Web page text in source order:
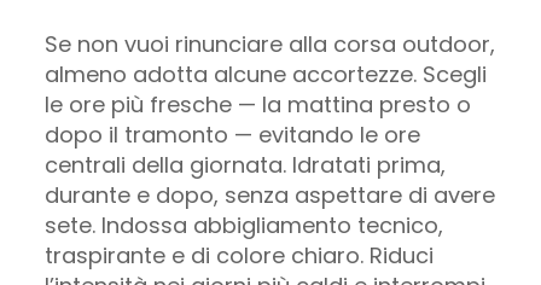
Se non vuoi rinunciare alla corsa outdoor,
almeno adotta alcune accortezze. Scegli
le ore più fresche — la mattina presto o
dopo il tramonto — evitando le ore
centrali della giornata. Idratati prima,
durante e dopo, senza aspettare di avere
sete. Indossa abbigliamento tecnico,
traspirante e di colore chiaro. Riduci